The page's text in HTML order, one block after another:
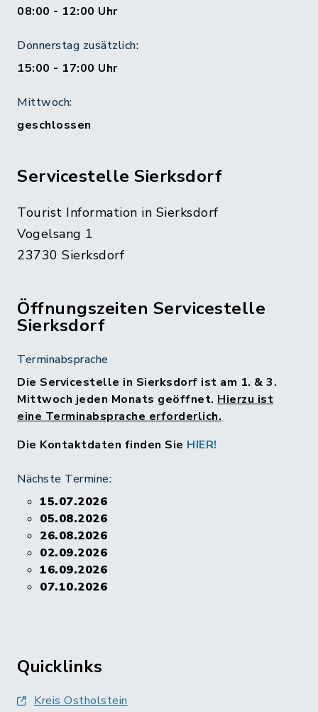
08:00 - 12:00 Uhr
Donnerstag zusätzlich:
15:00 - 17:00 Uhr
Mittwoch:
geschlossen
Servicestelle Sierksdorf
Tourist Information in Sierksdorf
Vogelsang 1
23730 Sierksdorf
Öffnungszeiten Servicestelle
Sierksdorf
Terminabsprache
Die Servicestelle in Sierksdorf ist am 1. & 3.
Mittwoch jeden Monats geöffnet. Hierzu ist
eine Terminabsprache erforderlich.
Die Kontaktdaten finden Sie HIER!
Nächste Termine:
15.07.2026
05.08.2026
26.08.2026
02.09.2026
16.09.2026
07.10.2026
Quicklinks
Kreis Ostholstein